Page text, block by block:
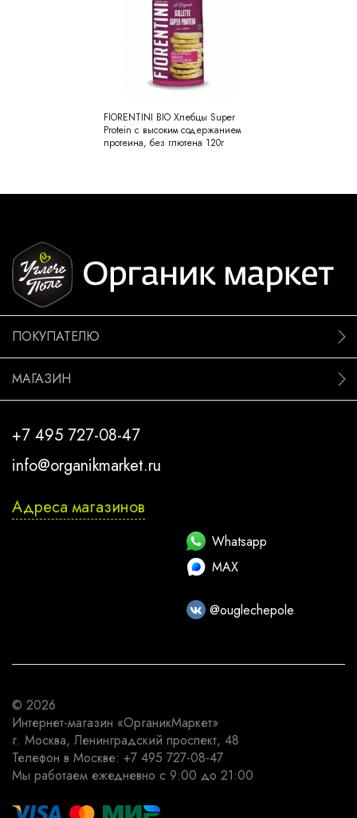
FIORENTINI BIO Хлебцы Super
Protein с высоким содержанием
протеина, без глютена 120г
ПОКУПАТЕЛЮ
МАГАЗИН
+7 495 727-08-47
info@organikmarket.ru
Адреса магазинов
Whatsapp
MAX
@ouglechepole
© 2026
Интернет-магазин «ОрганикМаркет»
г. Москва, Ленинградский проспект, 48
Телефон в Москве: +7 495 727-08-47
Мы работаем ежедневно с 9:00 до 21:00